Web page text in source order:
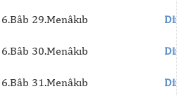
6.Bâb 29.Menâkıb
6.Bâb 30.Menâkıb
6.Bâb 31.Menâkıb